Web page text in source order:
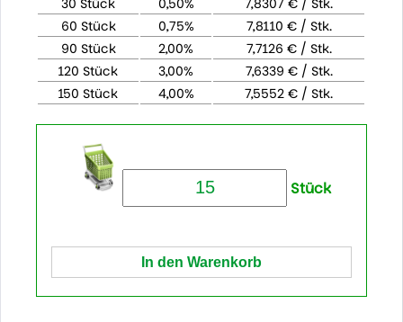
30 Stück
0,50%
7,8307 € / Stk.
60 Stück
0,75%
7,8110 € / Stk.
90 Stück
2,00%
7,7126 € / Stk.
120 Stück
3,00%
7,6339 € / Stk.
150 Stück
4,00% 7,5552 € / Stk.
Stück